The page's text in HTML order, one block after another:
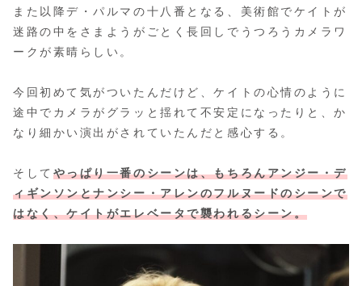
また以降デ・パルマの十八番となる、美術館でケイトが
迷路の中をさまようがごとく長回しでうつろうカメラワ
ークが素晴らしい。
今回初めて気がついたんだけど、ケイトの心情のように
途中でカメラがグラッと揺れて不安定になったりと、か
なり細かい演出がされていたんだと感心する。
そして やっぱり一番のシーンは、もちろんアンジー・デ
ィギンソンとナンシー・アレンのフルヌードのシーンで
はなく、ケイトがエレベータで襲われるシーン。